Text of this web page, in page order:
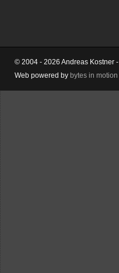
© 2004 - 2026 Andreas Kostner -
Web powered by bytes in motion